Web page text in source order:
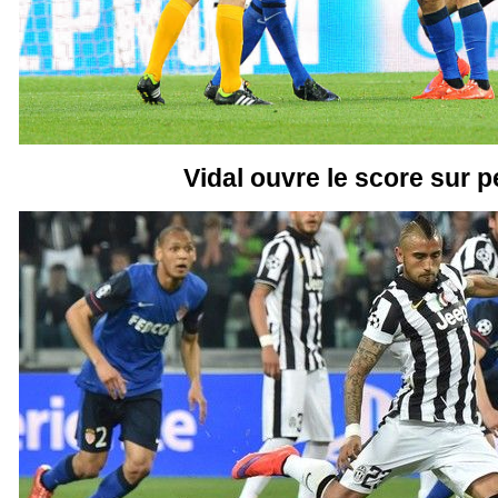
Vidal ouvre le score sur